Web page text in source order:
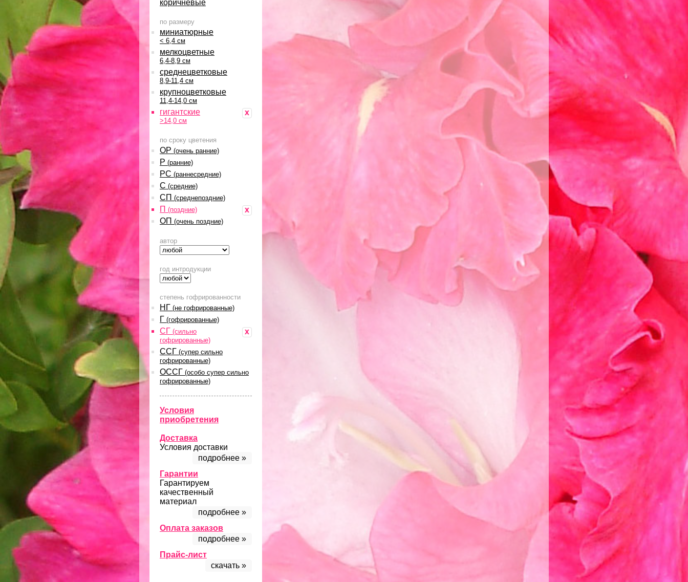
коричневые
по размеру
миниатюрные
< 6,4 см
мелкоцветные
6,4-8,9 см
среднецветковые
8,9-11,4 см
крупноцветковые
11,4-14,0 см
x
гигантские
>14,0 см
по сроку цветения
ОР (очень ранние)
Р (ранние)
РС (раннесредние)
С (средние)
СП (среднепоздние)
x
П (поздние)
ОП (очень поздние)
автор
год интродукции
степень гофрированности
НГ (не гофрированные)
Г (гофрированные)
x
СГ (сильно
гофрированные)
ССГ (супер сильно
гофрированные)
ОССГ (особо супер сильно
гофрированные)
Условия
приобретения
Доставка
Условия доставки
подробнее »
Гарантии
Гарантируем
качественный
материал
подробнее »
Оплата заказов
подробнее »
Прайс-лист
скачать »